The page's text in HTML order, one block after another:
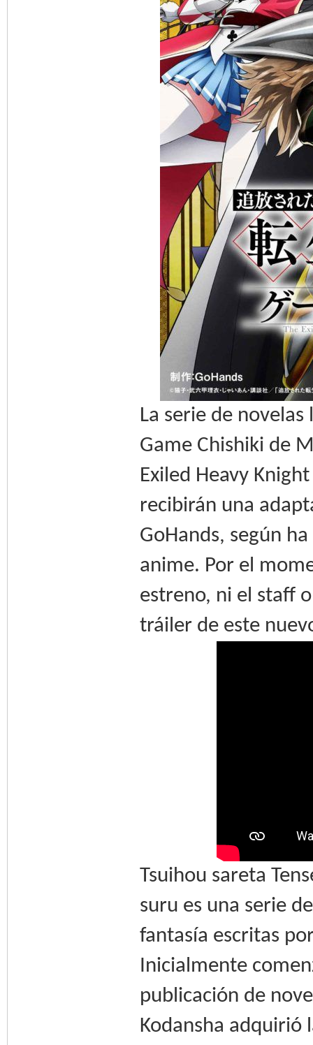
La serie de novelas
Game Chishiki de
Exiled Heavy
recibirán una
GoHands, según
anime. Por el
estreno, ni el staff
tráiler de este
Tsuihou sareta
suru es una serie
fantasía escritas
Inicialmente
publicación de
Kodansha adquirió